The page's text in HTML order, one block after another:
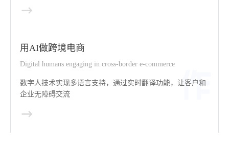
用AI做跨境电商
Digital humans engaging in cross-border e-commerce
数字人技术实现多语言支持，通过实时翻译功能，让客户和
企业无障碍交流